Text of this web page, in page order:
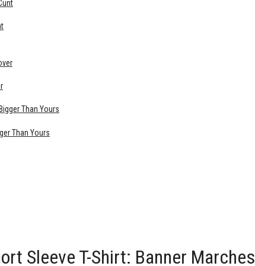
Than Yours
Sleeve T-Shirt: Banner Marches